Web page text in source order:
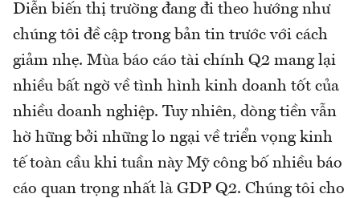
Diễn biến thị trường đang đi theo hướng như
chúng tôi đề cập trong bản tin trước với cách
giảm nhẹ. Mùa báo cáo tài chính Q2 mang lại
nhiều bất ngờ về tình hình kinh doanh tốt của
nhiều doanh nghiệp. Tuy nhiên, dòng tiền vẫn
hờ hững bởi những lo ngại về triển vọng kinh
tế toàn cầu khi tuần này Mỹ công bố nhiều báo
cáo quan trọng nhất là GDP Q2. Chúng tôi cho